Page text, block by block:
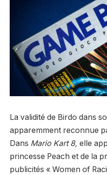
La validité de Birdo dans
apparemment reconnue
Dans Mario Kart 8, elle
princesse Peach et de la
publicités « Women of